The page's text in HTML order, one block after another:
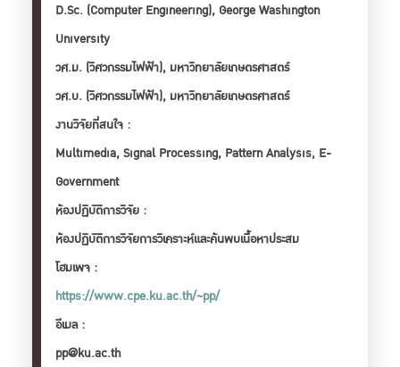
D.Sc. (Computer Engineering), George Washington
University
วศ.ม. (วิศวกรรมไฟฟ้า), มหาวิทยาลัยเกษตรศาสตร์
วศ.บ. (วิศวกรรมไฟฟ้า), มหาวิทยาลัยเกษตรศาสตร์
งานวิจัยที่สนใจ :
Multimedia, Signal Processing, Pattern Analysis, E-
Government
ห้องปฏิบัติการวิจัย :
ห้องปฏิบัติการวิจัยการวิเคราะห์และค้นพบเนื้อหาประสม
โฮมเพจ :
https://www.cpe.ku.ac.th/~pp/
อีเมล :
pp@ku.ac.th